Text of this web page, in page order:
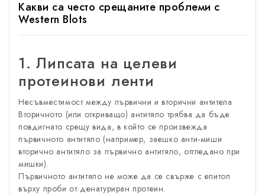
Какви са често срещаните проблеми с
Western Blots
1. Липсата на целеви
протеинови ленти
Несъвместимост между първични и вторични антитела
Вторичното (или откриващо) антитяло трябва да бъде
повдигнато срещу вида, в който се произвежда
първичното антитяло (например, заешко анти-миши
вторично антитяло за първично антитяло, отгледано при
мишки).
Първичното антитяло не може да се свърже с епитоп
върху проби от денатуриран протеин.